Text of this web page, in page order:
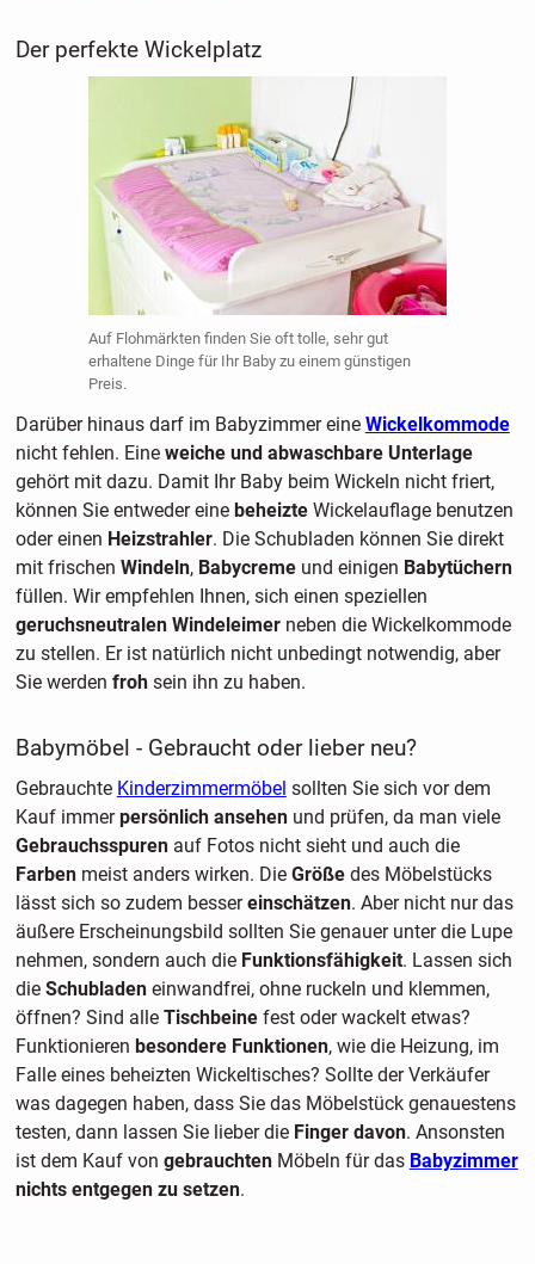
Der perfekte Wickelplatz
Auf Flohmärkten finden Sie oft tolle, sehr gut
erhaltene Dinge für Ihr Baby zu einem günstigen
Preis.
Darüber hinaus darf im Babyzimmer eine Wickelkommode
nicht fehlen. Eine weiche und abwaschbare Unterlage
gehört mit dazu. Damit Ihr Baby beim Wickeln nicht friert,
können Sie entweder eine beheizteWickelauflage benutzen
oder einen Heizstrahler. Die Schubladen können Sie direkt
mit frischen Windeln, Babycremeund einigen Babytüchern
füllen. Wir empfehlen Ihnen, sich einen speziellen
geruchsneutralen Windeleimerneben die Wickelkommode
zu stellen. Er ist natürlich nicht unbedingt notwendig, aber
Sie werden frohsein ihn zu haben.
Babymöbel - Gebraucht oder lieber neu?
Gebrauchte Kinderzimmermöbel sollten Sie sich vor dem
Kauf immerpersönlich ansehenund prüfen, da man viele
Gebrauchsspurenauf Fotos nicht sieht und auch die
Farbenmeist anders wirken. Die Größedes Möbelstücks
lässt sich so zudem bessereinschätzen. Aber nicht nur das
äußere Erscheinungsbild sollten Sie genauer unter die Lupe
nehmen, sondern auch die Funktionsfähigkeit. Lassen sich
die Schubladeneinwandfrei, ohne ruckeln und klemmen,
öffnen? Sind alle Tischbeinefest oder wackelt etwas?
Funktionieren besondere Funktionen, wie die Heizung, im
Falle eines beheizten Wickeltisches? Sollte der Verkäufer
was dagegen haben, dass Sie das Möbelstück genauestens
testen, dann lassen Sie lieber die Finger davon. Ansonsten
ist dem Kauf von gebrauchtenMöbeln für das Babyzimmer
nichts entgegen zu setzen.